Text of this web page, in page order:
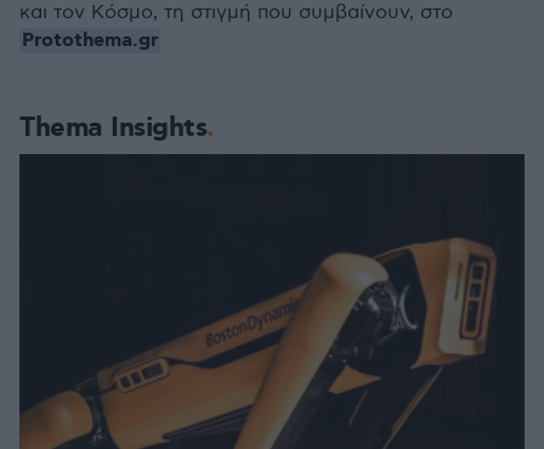
Thema Insights
και τον Κόσμο, τη στιγμή που συμβαίνουν, στο
Protothema.gr